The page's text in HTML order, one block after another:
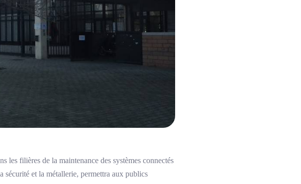
les filières de la maintenance des systèmes connectés
et la métallerie, permettra aux publics